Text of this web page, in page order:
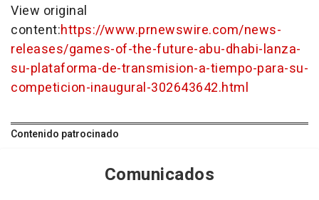
View original
content:https://www.prnewswire.com/news-
releases/games-of-the-future-abu-dhabi-lanza-
su-plataforma-de-transmision-a-tiempo-para-su-
competicion-inaugural-302643642.html
Contenido patrocinado
Comunicados